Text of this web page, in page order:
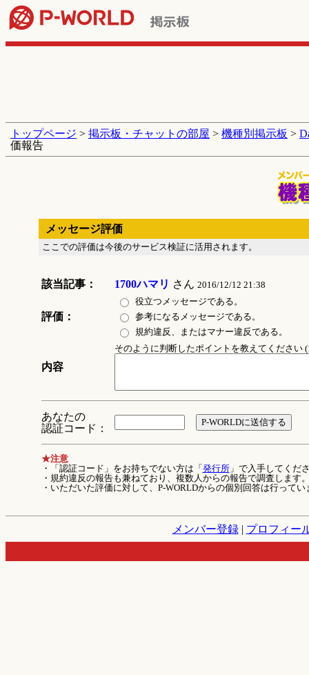
トップページ > 掲示板・チャットの部屋 > 機種別掲示板 >
価報告
メッセージ評価
ここでの評価は今後のサービス検証に活用されます。
該当記事： 1700ハマリ さん 2016/12/12 21:38
評価：
役立つメッセージである。
参考になるメッセージである。
規約違反、またはマナー違反である。
内容
そのように判断したポイントを教えてください
あなたの
認証コード：
★注意
・「認証コード」をお持ちでない方は「 発行所」で入手してくだ
・規約違反の報告も兼ねており、複数人からの報告で調査します
・いただいた評価に対して、P-WORLDからの個別回答は行ってい
メンバー登録| プロフィー